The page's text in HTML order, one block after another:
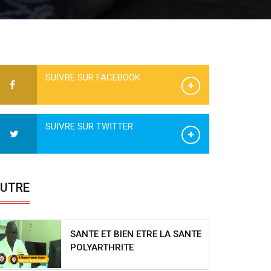
SUIVRE SUR FACEBOOK
SUIVRE SUR TWITTER
SANTE ET BIEN ETRE LA SANTE
POLYARTHRITE